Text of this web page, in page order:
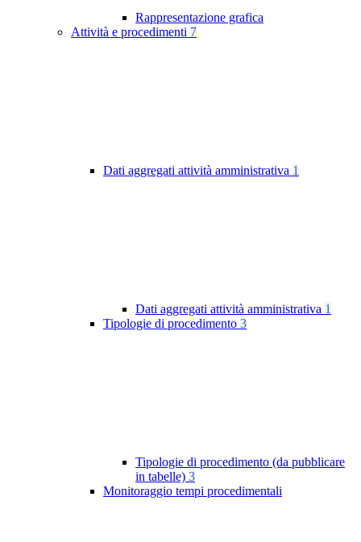
Rappresentazione grafica
Attività e procedimenti 7
Dati aggregati attività amministrativa 1
Dati aggregati attività amministrativa 1
Tipologie di procedimento 3
Tipologie di procedimento (da pubblicare
in tabelle) 3
Monitoraggio tempi procedimentali